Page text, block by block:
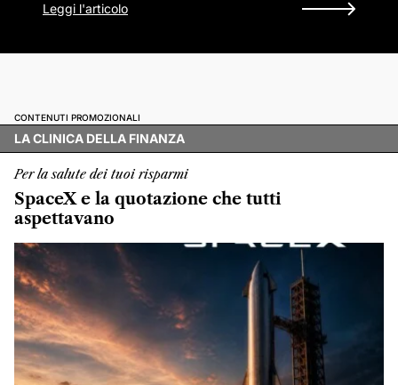
Leggi l'articolo
CONTENUTI PROMOZIONALI
LA CLINICA DELLA FINANZA
Per la salute dei tuoi risparmi
SpaceX e la quotazione che tutti
aspettavano